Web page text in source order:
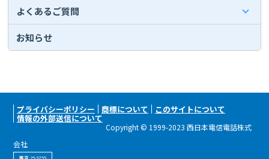
よくあるご質問
お知らせ
プライバシーポリシー 商標について このサイトについて
情報の外部送信について
Copyright © 1999-2023 西日本電信電話株式
会社
審査 25-S755